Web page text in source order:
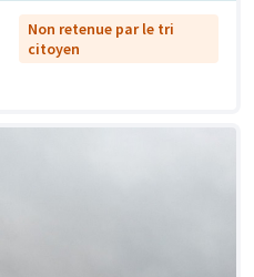
Non retenue par le tri
citoyen